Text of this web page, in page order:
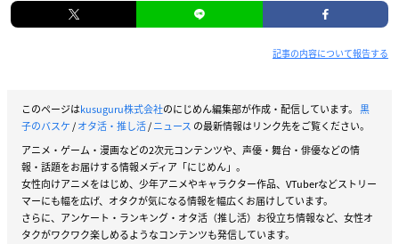
記事の内容について報告する
このページはkusuguru株式会社のにじめん編集部が作成・配信しています。 黒
子のバスケ/オタ活・推し活/ニュース の最新情報はリンク先をご覧ください。
アニメ・ゲーム・漫画などの2次元コンテンツや、声優・舞台・俳優などの情
報・話題をお届けする情報メディア「にじめん」。
女性向けアニメをはじめ、少年アニメやキャラクター作品、VTuberなどストリー
マーにも幅を広げ、オタクが気になる情報を幅広くお届けしています。
さらに、アンケート・ランキング・オタ活（推し活）お役立ち情報など、女性オ
タクがワクワク楽しめるようなコンテンツも発信しています。